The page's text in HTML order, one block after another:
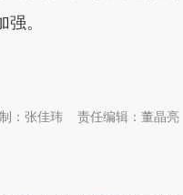
在进一步加强。
责任编辑：董晶亮
：张佳玮